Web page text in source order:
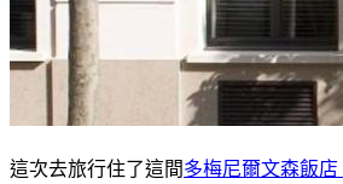
這次去旅行住了這間多梅尼爾文森飯店